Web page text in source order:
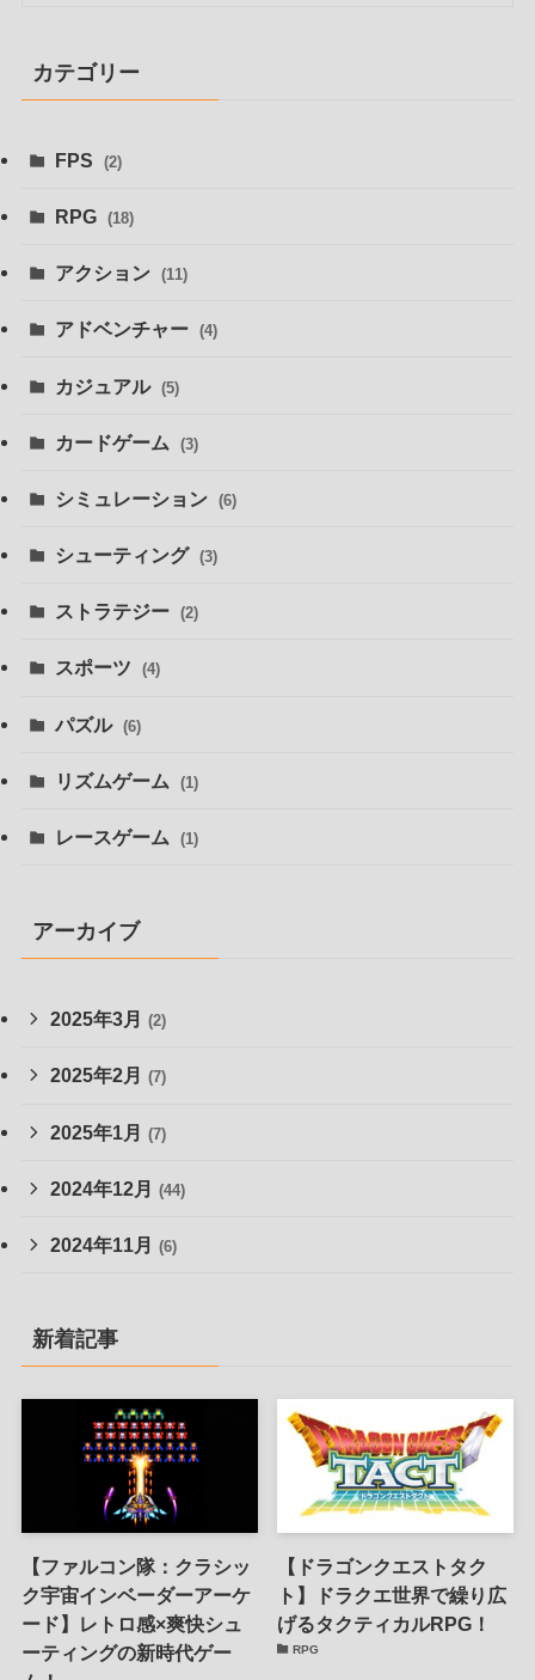
カテゴリー
FPS (2)
RPG (18)
アクション (11)
アドベンチャー (4)
カジュアル (5)
カードゲーム (3)
シミュレーション (6)
シューティング (3)
ストラテジー (2)
スポーツ (4)
パズル (6)
リズムゲーム (1)
レースゲーム (1)
アーカイブ
2025年3月 (2)
2025年2月 (7)
2025年1月 (7)
2024年12月 (44)
2024年11月 (6)
新着記事
【ファルコン隊：クラシッ
ク宇宙インベーダーアーケ
ード】レトロ感×爽快シュ
ーティングの新時代ゲー
【ドラゴンクエストタク
ト】ドラクエ世界で繰り広
げるタクティカルRPG！
RPG